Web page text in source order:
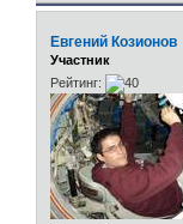
Евгений Козионов
Участник
Рейтинг: